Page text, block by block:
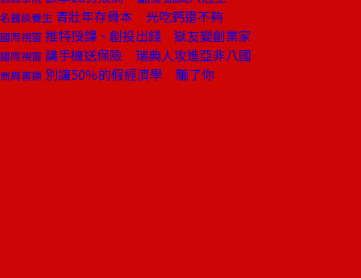
名醫談養生 青壯年存骨本 光吃鈣還不夠
國際視窗 推特授課、創投出錢 獄友變創業家
國際視窗 講手機送保險 瑞典人攻進亞非八國
商周書摘 別讓50％的假經濟學 騙了你